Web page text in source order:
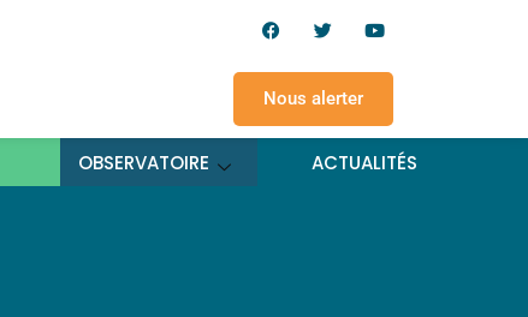
Nous alerter
OBSERVATOIRE ACTUALITÉS